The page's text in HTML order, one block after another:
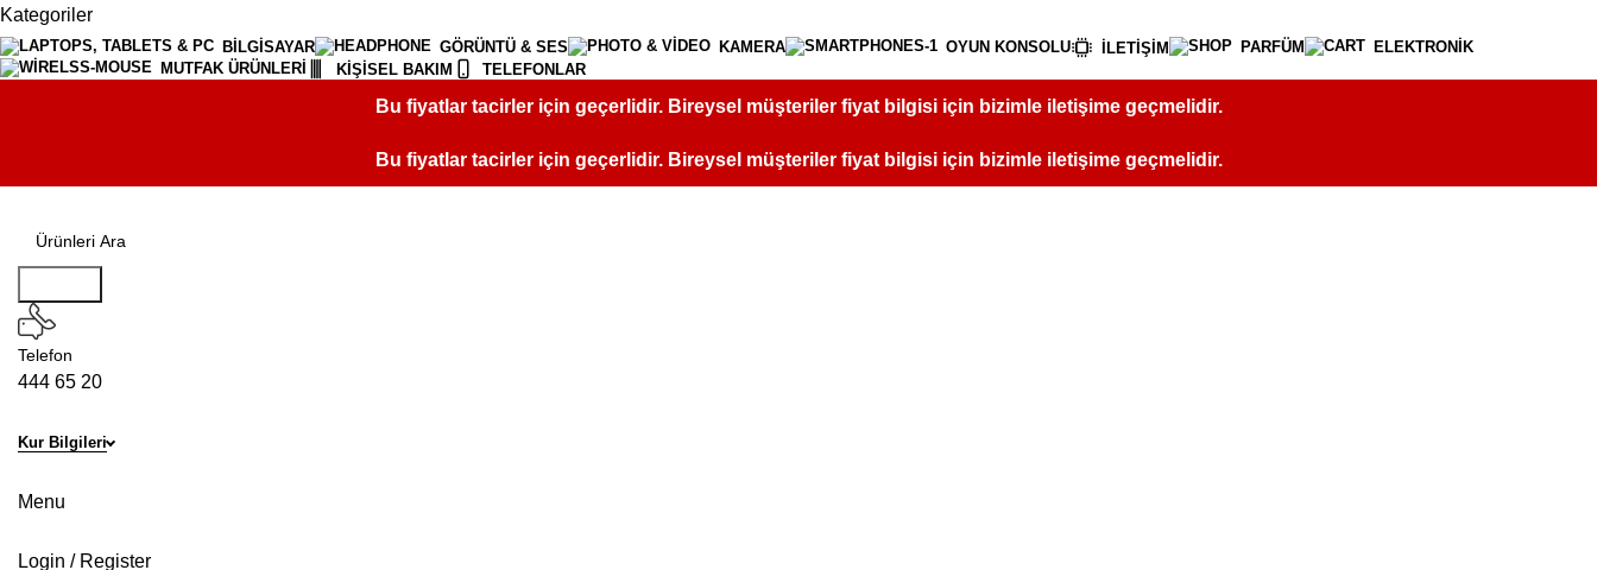
Kategoriler
BİLGİSAYAR GÖRÜNTÜ & SES KAMERA OYUN KONSOLU İLETİŞİM PARFÜM
ELEKTRONİK
MUTFAK ÜRÜNLERİ
KİŞİSEL BAKIM TELEFONLAR
Bu fiyatlar tacirler için geçerlidir. Bireysel müşteriler fiyat bilgisi için bizimle iletişime geçmelidir.
Bu fiyatlar tacirler için geçerlidir. Bireysel müşteriler fiyat bilgisi için bizimle iletişime geçmelidir.
Telefon
444 65 20
Kur Bilgileri
Menu
Login / Register